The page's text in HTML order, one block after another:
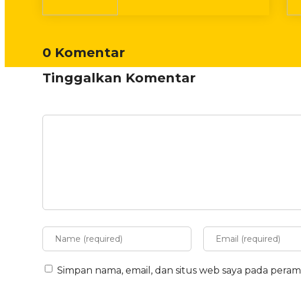
0 Komentar
Tinggalkan Komentar
Simpan nama, email, dan situs web saya pada